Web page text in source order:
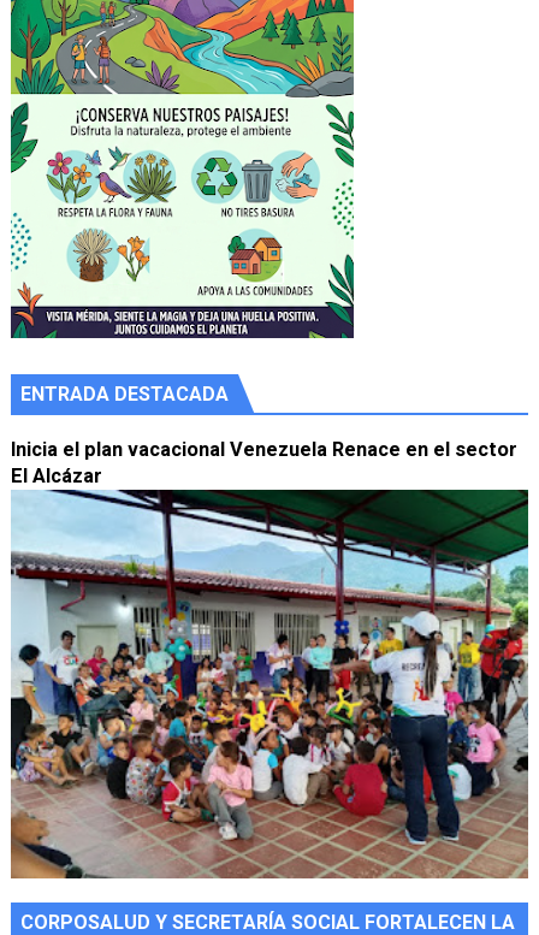
ENTRADA DESTACADA
Inicia el plan vacacional Venezuela Renace en el sector
El Alcázar
CORPOSALUD Y SECRETARÍA SOCIAL FORTALECEN LA